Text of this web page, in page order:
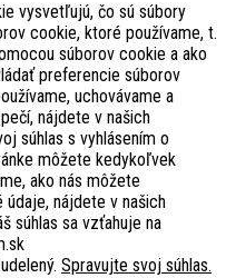
vysvetľujú, čo sú súbory
cookie, ktoré používame, t.
súborov cookie a ako
preferencie súborov
uchovávame a
nájdete v našich
súhlas s vyhlásením o
môžete kedykoľvek
ako nás môžete
údaje, nájdete v našich
súhlas sa vzťahuje na
Spravujte svoj súhlas.